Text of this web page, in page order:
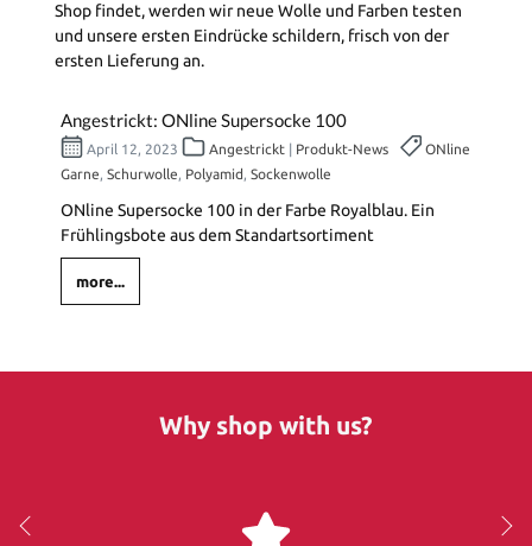
Shop findet, werden wir neue Wolle und Farben testen
und unsere ersten Eindrücke schildern, frisch von der
ersten Lieferung an.
Angestrickt: ONline Supersocke 100
April 12, 2023 Angestrickt| Produkt-News
ONline
Garne, Schurwolle, Polyamid , Sockenwolle
ONline Supersocke 100 in der Farbe Royalblau. Ein
Frühlingsbote aus dem Standartsortiment
more...
Why shop with us?